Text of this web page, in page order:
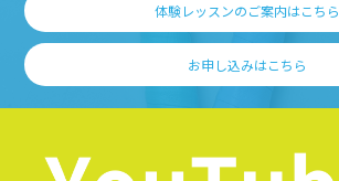
体験レッスンのご案内はこちら
お申し込みはこちら